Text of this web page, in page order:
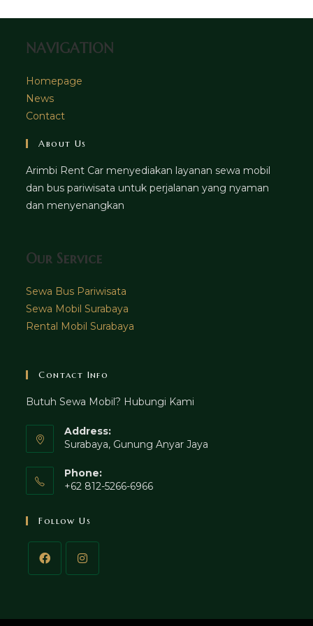
NAVIGATION
Homepage
News
Contact
About Us
Arimbi Rent Car menyediakan layanan sewa mobil
dan bus pariwisata untuk perjalanan yang nyaman
dan menyenangkan
Our Service
Sewa Bus Pariwisata
Sewa Mobil Surabaya
Rental Mobil Surabaya
Contact Info
Butuh Sewa Mobil? Hubungi Kami
Address:
Surabaya, Gunung Anyar Jaya
Phone:
+62 812-5266-6966
Follow Us